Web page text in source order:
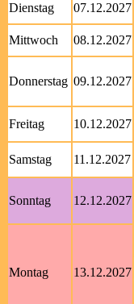
Dienstag
07.12.2027
Mittwoch
08.12.2027
Donnerstag 09.12.2027
Freitag
10.12.2027
Samstag
11.12.2027
Sonntag 12.12.2027
Montag 13.12.2027